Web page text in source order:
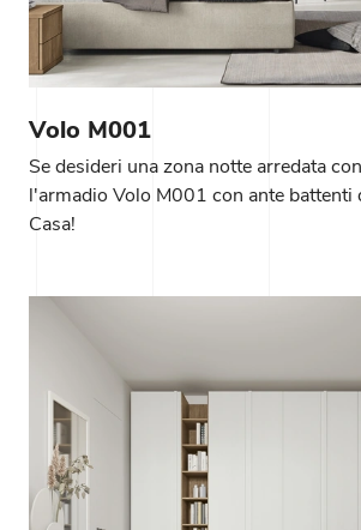
Volo M001
Se desideri una zona notte arredata
l'armadio Volo M001 con ante battenti
Casa!